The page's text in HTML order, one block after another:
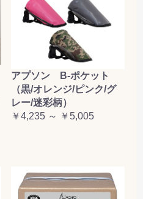
アプソン B-ポケット
（黒/オレンジ/ピンク/グ
レー/迷彩柄）
￥4,235 ～ ￥5,005